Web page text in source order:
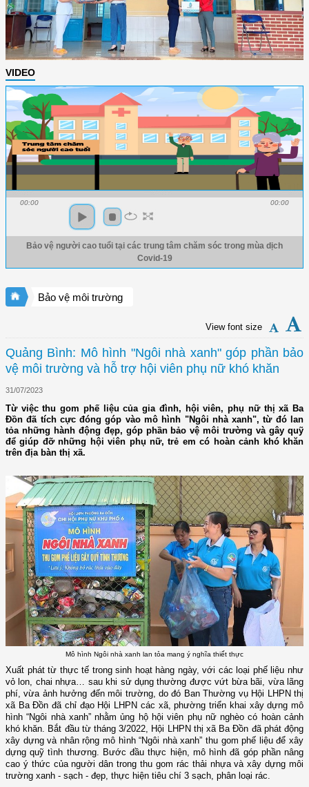
VIDEO
00:00 00:00
Bảo vệ người cao tuổi tại các trung tâm chăm sóc trong mùa dịch
Covid-19
Bảo vệ môi trường
View font size
Quảng Bình: Mô hình "Ngôi nhà xanh" góp phần bảo
vệ môi trường và hỗ trợ hội viên phụ nữ khó khăn
31/07/2023
Từ việc thu gom phế liệu của gia đình, hội viên, phụ nữ thị xã Ba
Đồn đã tích cực đóng góp vào mô hình "Ngôi nhà xanh", từ đó lan
tỏa những hành động đẹp, góp phần bảo vệ môi trường và gây quỹ
để giúp đỡ những hội viên phụ nữ, trẻ em có hoàn cảnh khó khăn
trên địa bàn thị xã.
Mô hình Ngôi nhà xanh lan tỏa mang ý nghĩa thiết thực
Xuất phát từ thực tế trong sinh hoạt hàng ngày, với các loại phế liệu như
vỏ lon, chai nhựa… sau khi sử dụng thường được vứt bừa bãi, vừa lãng
phí, vừa ảnh hưởng đến môi trường, do đó Ban Thường vụ Hội LHPN thị
xã Ba Đồn đã chỉ đạo Hội LHPN các xã, phường triển khai xây dựng mô
hình “Ngôi nhà xanh” nhằm ủng hộ hội viên phụ nữ nghèo có hoàn cảnh
khó khăn. Bắt đầu từ tháng 3/2022, Hội LHPN thị xã Ba Đồn đã phát động
xây dựng và nhân rộng mô hình “Ngôi nhà xanh” thu gom phế liệu để xây
dựng quỹ tình thương. Bước đầu thực hiện, mô hình đã góp phần nâng
cao ý thức của người dân trong thu gom rác thải nhựa và xây dựng môi
trường xanh - sạch - đẹp, thực hiện tiêu chí 3 sạch, phân loại rác.